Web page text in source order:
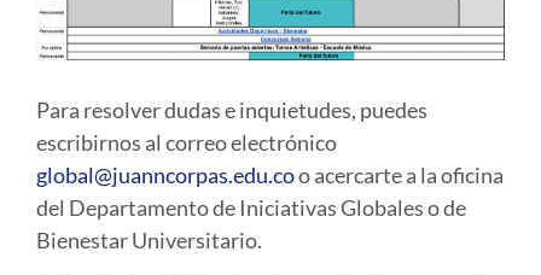
Para resolver dudas e inquietudes, puedes
escribirnos al correo electrónico
global@juanncorpas.edu.coo acercarte a la oficina
del Departamento de Iniciativas Globales o de
Bienestar Universitario.